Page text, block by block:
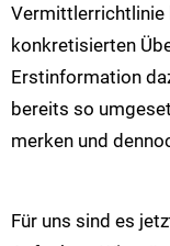
Vermittlerrichtlinie
konkretisierten
Erstinformation
bereits so
merken und
Für uns sind es